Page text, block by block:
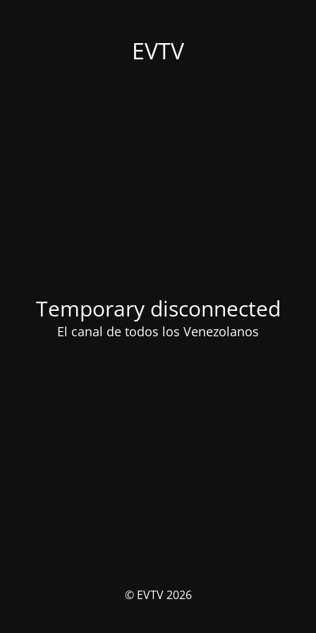
EVTV
Temporary disconnected
El canal de todos los Venezolanos
© EVTV 2026